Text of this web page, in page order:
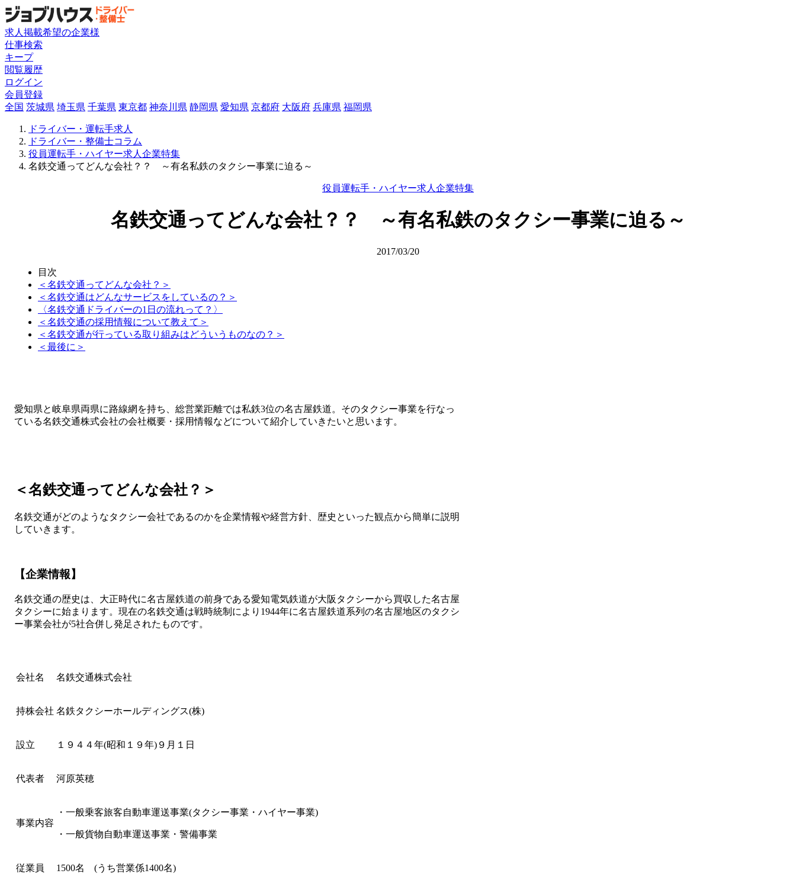
求人掲載希望の企業様
仕事検索
キープ
閲覧履歴
ログイン
会員登録
全国 茨城県 埼玉県 千葉県 東京都 神奈川県 静岡県 愛知県 京都府 大阪府 兵庫県 福岡県
ドライバー・運転手求人
ドライバー・整備士コラム
役員運転手・ハイヤー求人企業特集
名鉄交通ってどんな会社？？ ～有名私鉄のタクシー事業に迫る～
役員運転手・ハイヤー求人企業特集
名鉄交通ってどんな会社？？ ～有名私鉄のタクシー事業に迫る～
2017/03/20
目次
＜名鉄交通ってどんな会社？＞
＜名鉄交通はどんなサービスをしているの？＞
〈名鉄交通ドライバーの1日の流れって？〉
＜名鉄交通の採用情報について教えて＞
＜名鉄交通が行っている取り組みはどういうものなの？＞
＜最後に＞
愛知県と岐阜県両県に路線網を持ち、総営業距離では私鉄3位の名古屋鉄道。そのタクシー事業を行なっ
ている名鉄交通株式会社の会社概要・採用情報などについて紹介していきたいと思います。
＜名鉄交通ってどんな会社？＞
名鉄交通がどのようなタクシー会社であるのかを企業情報や経営方針、歴史といった観点から簡単に説明
していきます。
【企業情報】
名鉄交通の歴史は、大正時代に名古屋鉄道の前身である愛知電気鉄道が大阪タクシーから買収した名古屋
タクシーに始まります。現在の名鉄交通は戦時統制により1944年に名古屋鉄道系列の名古屋地区のタクシ
ー事業会社が5社合併し発足されたものです。
会社名 名鉄交通株式会社
持株会社 名鉄タクシーホールディングス(株)
設立 １９４４年(昭和１９年)９月１日
代表者 河原英穂
事業内容
・一般乗客旅客自動車運送事業(タクシー事業・ハイヤー事業)
・一般貨物自動車運送事業・警備事業
従業員 1500名 (うち営業係1400名)